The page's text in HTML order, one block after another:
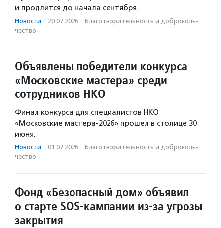
и продлится до начала сентября.
Новости · 20.07.2026 · Благотвори­тель­ность и доброволь­
чест­во
Объявлены победители конкурса
«Московские мастера» среди
сотрудников НКО
Финал конкурса для специалистов НКО
«Московские мастера-2026» прошел в столице 30
июня.
Новости · 01.07.2026 · Благотвори­тель­ность и доброволь­
чест­во
Фонд «Безопасный дом» объявил
о старте SOS-кампании из-за угрозы
закрытия